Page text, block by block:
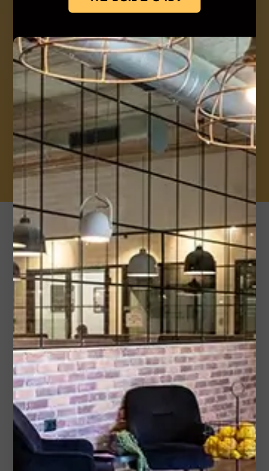
דברו איתי >
יצירת קשר
התקשרו אלינו:
התחלת שיחה ב- WhatsApp